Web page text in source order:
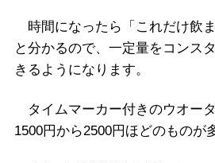
時間になったら「これだけ飲ま
と分かるので、一定量をコンス
きるようになります。
タイムマーカー付きのウオータ
1500円から2500円ほどのものが